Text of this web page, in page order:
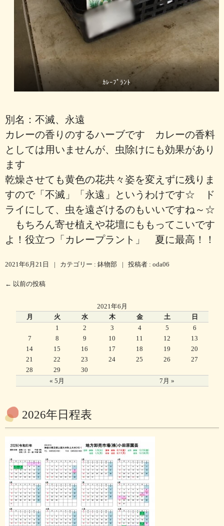
ｶﾚｰﾌﾟﾗﾝﾄ
別名：不滅、永遠
カレーの香りのするハーブです カレーの香料
としては用いませんが、虫除けにも効果があり
ます
乾燥させても黄色の花共々姿を変えずに残りま
すので「不滅」「永遠」というわけです☆ ド
ライにして、虫を遠ざけるのもいいですね～☆
もちろん寄せ植えや花壇にももってこいです
よ！役立つ「カレープラント」 夏に最高！！
2021年6月21日 | カテゴリー : 鉢物部 | 投稿者 : oda06
← 以前の投稿
2021年6月
月
火 水 木 金 土 日
« 5月 7月 »
1 2 3 4 5
6
7
8 9 10 11 12
13
14
15 16 17 18 19
20
21
22 23 24 25 26
27
28
29 30
2026年日程表